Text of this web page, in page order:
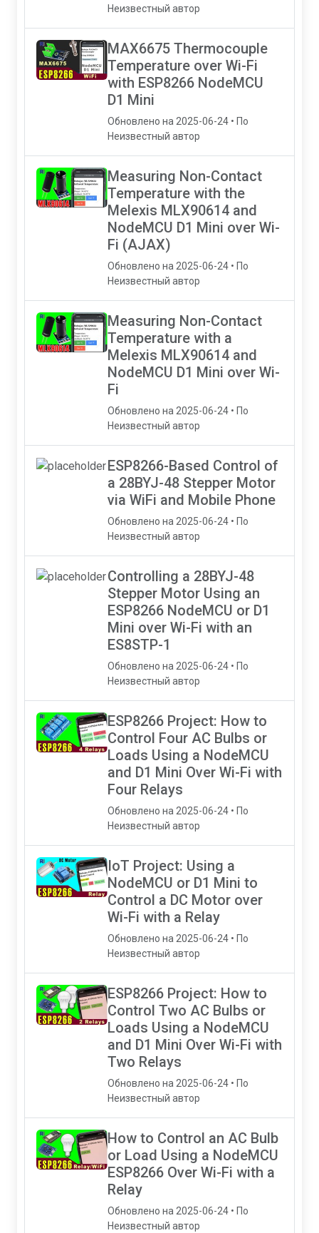
Неизвестный автор
MAX6675 Thermocouple
Temperature over Wi-Fi
with ESP8266 NodeMCU
D1 Mini
Обновлено на 2025-06-24 • По
Неизвестный автор
Measuring Non-Contact
Temperature with the
Melexis MLX90614 and
NodeMCU D1 Mini over Wi-
Fi (AJAX)
Обновлено на 2025-06-24 • По
Неизвестный автор
Measuring Non-Contact
Temperature with a
Melexis MLX90614 and
NodeMCU D1 Mini over Wi-
Fi
Обновлено на 2025-06-24 • По
Неизвестный автор
ESP8266-Based Control of
a 28BYJ-48 Stepper Motor
via WiFi and Mobile Phone
Обновлено на 2025-06-24 • По
Неизвестный автор
Controlling a 28BYJ-48
Stepper Motor Using an
ESP8266 NodeMCU or D1
Mini over Wi-Fi with an
ES8STP-1
Обновлено на 2025-06-24 • По
Неизвестный автор
ESP8266 Project: How to
Control Four AC Bulbs or
Loads Using a NodeMCU
and D1 Mini Over Wi-Fi with
Four Relays
Обновлено на 2025-06-24 • По
Неизвестный автор
IoT Project: Using a
NodeMCU or D1 Mini to
Control a DC Motor over
Wi-Fi with a Relay
Обновлено на 2025-06-24 • По
Неизвестный автор
ESP8266 Project: How to
Control Two AC Bulbs or
Loads Using a NodeMCU
and D1 Mini Over Wi-Fi with
Two Relays
Обновлено на 2025-06-24 • По
Неизвестный автор
How to Control an AC Bulb
or Load Using a NodeMCU
ESP8266 Over Wi-Fi with a
Relay
Обновлено на 2025-06-24 • По
Неизвестный автор